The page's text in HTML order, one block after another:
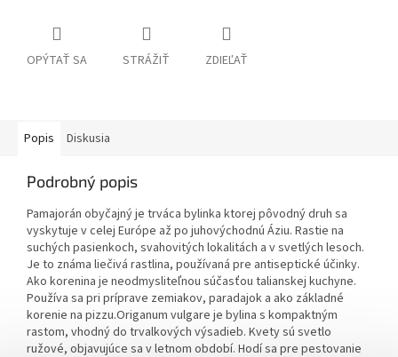
OPÝTAŤ SA STRÁŽIŤ ZDIEĽAŤ
Popis Diskusia
Podrobný popis
Pamajorán obyčajný je trváca bylinka ktorej pôvodný druh sa
vyskytuje v celej Európe až po juhovýchodnú Áziu. Rastie na
suchých pasienkoch, svahovitých lokalitách a v svetlých lesoch.
Je to známa liečivá rastlina, používaná pre antiseptické účinky.
Ako korenina je neodmysliteľnou súčasťou talianskej kuchyne.
Používa sa pri príprave zemiakov, paradajok a ako základné
korenie na pizzu.Origanum vulgare je bylina s kompaktným
rastom, vhodný do trvalkových výsadieb. Kvety sú svetlo
ružové, objavujúce sa v letnom období. Hodí sa pre pestovanie